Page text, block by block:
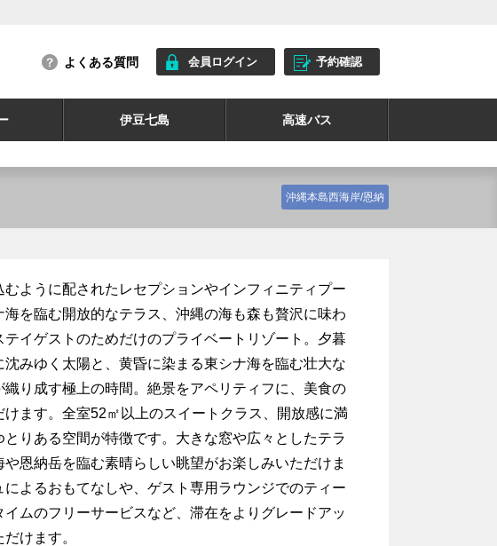
よくある質問 会員ログイン 予約確認
伊豆七島 高速バス
沖縄本島西海岸/恩納
むように配されたレセプションやインフィニティプー
海を臨む開放的なテラス、沖縄の海も森も贅沢に味わ
テイゲストのためだけのプライベートリゾート。夕暮
みゆく太陽と、黄昏に染まる東シナ海を臨む壮大な
織り成す極上の時間。絶景をアペリティフに、美食の
けます。全室52㎡以上のスイートクラス、開放感に満
とりある空間が特徴です。大きな窓や広々としたテラ
や恩納岳を臨む素晴らしい眺望がお楽しみいただけま
よるおもてなしや、ゲスト専用ラウンジでのティー
イムのフリーサービスなど、滞在をよりグレードアッ
けます。